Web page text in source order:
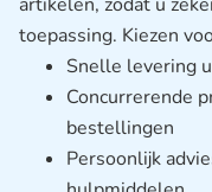
toepassing. Kiezen
Snelle levering
Concurrerende
bestellingen
Persoonlijk